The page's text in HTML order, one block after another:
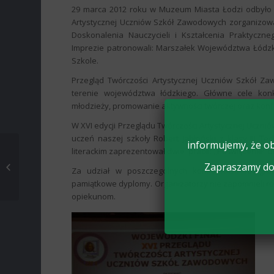
29 marca 2012 roku w Muzeum Miasta Łodzi
Artystycznej Uczniów Szkół Zawodowych
Doskonalenia Nauczycieli i Kształcenia
Imprezie patronowali: Marszałek Województwa
Szkole.
Przegląd Twórczości Artystycznej Uczniów Szkół
terenie województwa łódzkiego. Główne cele
młodzieży, promowanie aktywności twórczej oraz
W XVI edycji Przeglądu Twórczości Artystycznej
uczeń naszej szkoły Robert Jabłoński z klasy III
literackim zaprezentował dwie prace: ,,Poświęcenie”
Za udział w poszczególnych konkursach:
pamiątkowe dyplomy. Organizatorzy nie zapomnieli
opiekunom.
SĄ DAWCY SZPIKU
informujemy, że
Zapraszamy